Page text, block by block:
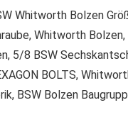
Whitworth Bolzen
Whitworth
5/8 BSW
BOLTS,
BSW Bolzen